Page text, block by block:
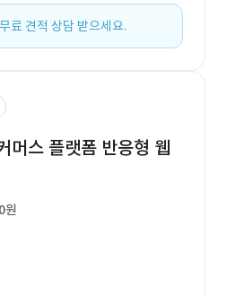
료 견적 상담 받으세요.
머스 플랫폼 반응형 웹
원